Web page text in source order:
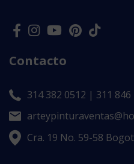
Contacto
314 382 0512 | 311
Cra. 19 No. 59-58